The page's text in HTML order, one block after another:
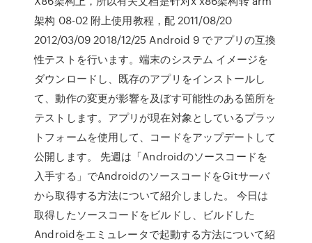
架构 08-02 附上使用教程，配 2011/08/20
2012/03/09 2018/12/25 Android 9 でアプリの互換
性テストを行います。端末のシステム イメージを
ダウンロードし、既存のアプリをインストールし
て、動作の変更が影響を及ぼす可能性のある箇所を
テストします。アプリが現在対象としているプラッ
トフォームを使用して、コードをアップデートして
公開します。 先週は「Androidのソースコードを
入手する」でAndroidのソースコードをGitサーバ
から取得する方法について紹介しました。 今日は
取得したソースコードをビルドし、ビルドした
Androidをエミュレータで起動する方法について紹